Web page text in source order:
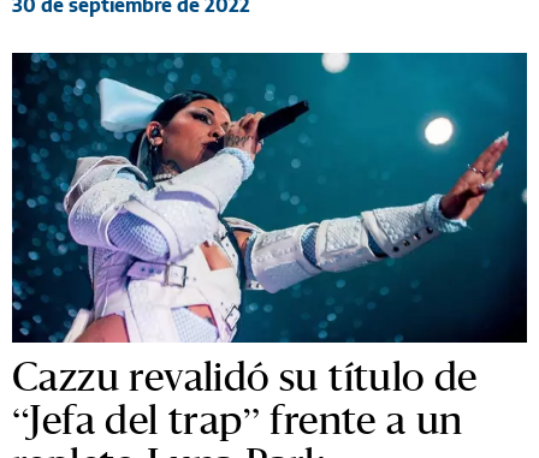
Cazzu revalidó su título de
“Jefa del trap” frente a un